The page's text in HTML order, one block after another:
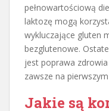
pełnowartościową
laktozę mogą
wykluczające gluten
bezglutenowe.
jest poprawa
zawsze na
Jakie są